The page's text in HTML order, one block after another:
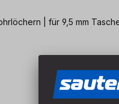
| für 9,5 mm